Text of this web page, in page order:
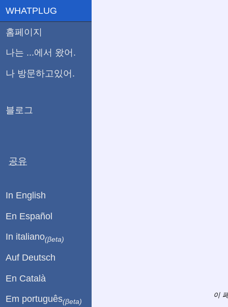
이
WHATPLUG
홈페이지
나는 ...에서 왔어.
나 방문하고있어.
블로그
공유
In English
En Español
In italiano(βeta)
Auf Deutsch
En Català
Em português(βeta)